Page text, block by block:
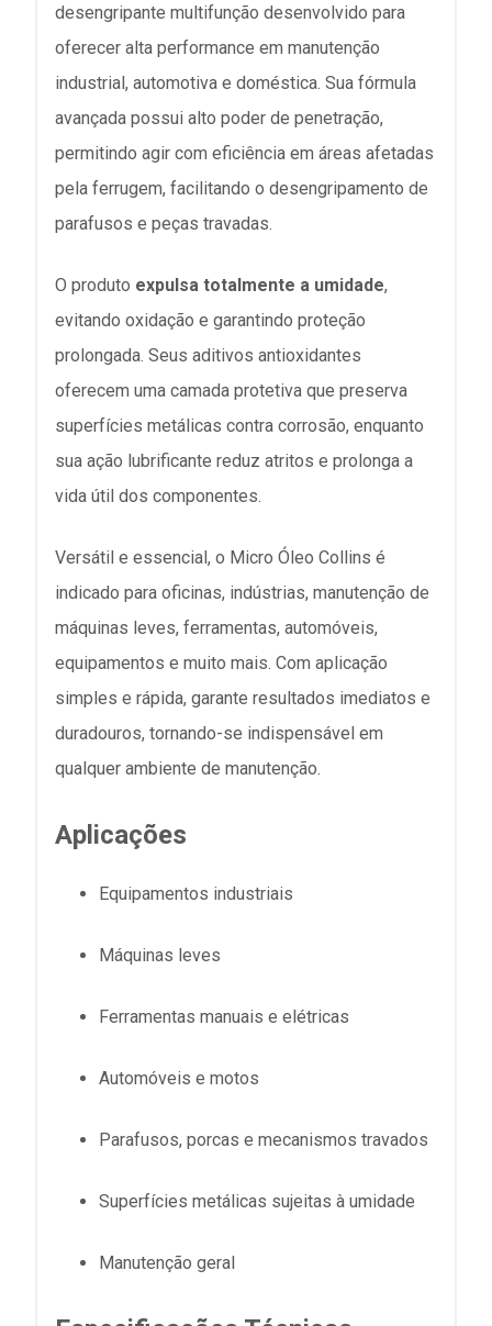
desengripante multifunção desenvolvido para
oferecer alta performance em manutenção
industrial, automotiva e doméstica. Sua fórmula
avançada possui alto poder de penetração,
permitindo agir com eficiência em áreas afetadas
pela ferrugem, facilitando o desengripamento de
parafusos e peças travadas.
O produto expulsa totalmente a umidade,
evitando oxidação e garantindo proteção
prolongada. Seus aditivos antioxidantes
oferecem uma camada protetiva que preserva
superfícies metálicas contra corrosão, enquanto
sua ação lubrificante reduz atritos e prolonga a
vida útil dos componentes.
Versátil e essencial, o Micro Óleo Collins é
indicado para oficinas, indústrias, manutenção de
máquinas leves, ferramentas, automóveis,
equipamentos e muito mais. Com aplicação
simples e rápida, garante resultados imediatos e
duradouros, tornando-se indispensável em
qualquer ambiente de manutenção.
Aplicações
Equipamentos industriais
Máquinas leves
Ferramentas manuais e elétricas
Automóveis e motos
Parafusos, porcas e mecanismos travados
Superfícies metálicas sujeitas à umidade
Manutenção geral